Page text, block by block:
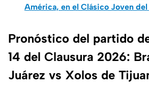
América, en el Clásico Joven del
Pronóstico del partido
14 del Clausura 2026:
Juárez vs Xolos de